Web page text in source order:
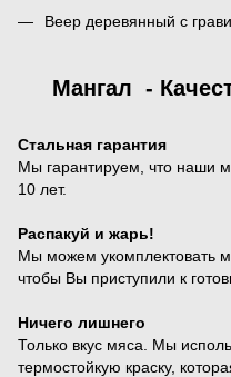
Веер деревянный с
Мангал -
Стальная гарантия
Мы гарантируем, что наши
10 лет.
Распакуй и жарь!
Мы можем укомплектовать
чтобы Вы приступили к
Ничего лишнего
Только вкус мяса. Мы
термостойкую краску,